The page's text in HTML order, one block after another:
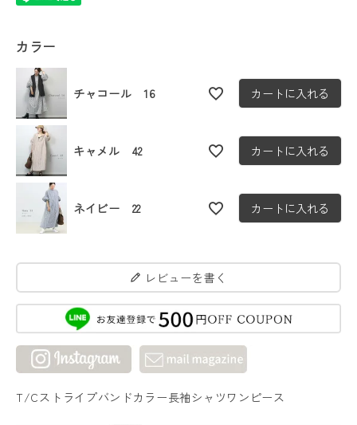
カラー
チャコール 16 カートに入れる
キャメル 42 カートに入れる
ネイビー 22 カートに入れる
レビューを書く
T/Cストライプバンドカラー長袖シャツワンピース